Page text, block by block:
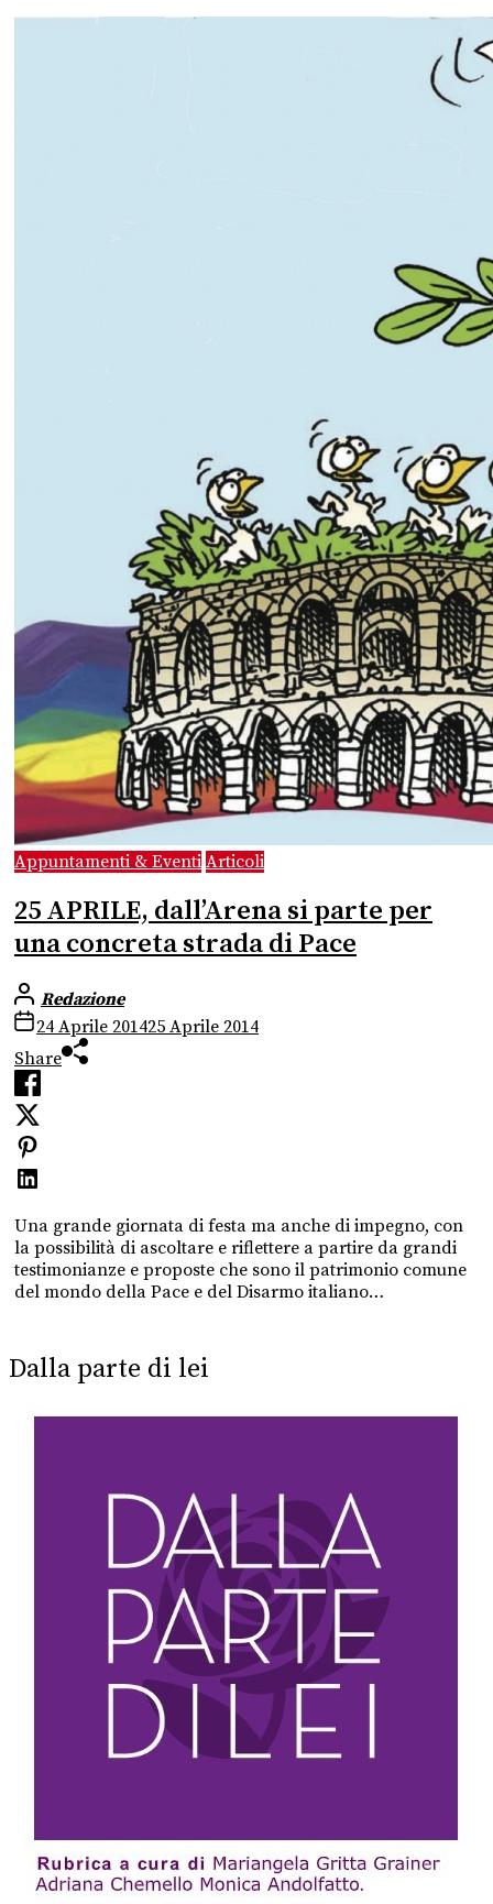
Appuntamenti & Eventi Articoli
25 APRILE, dall’Arena si parte per
una concreta strada di Pace
Redazione
24 Aprile 201425 Aprile 2014
Share
Una grande giornata di festa ma anche di impegno, con
la possibilità di ascoltare e riflettere a partire da grandi
testimonianze e proposte che sono il patrimonio comune
del mondo della Pace e del Disarmo italiano…
Dalla parte di lei